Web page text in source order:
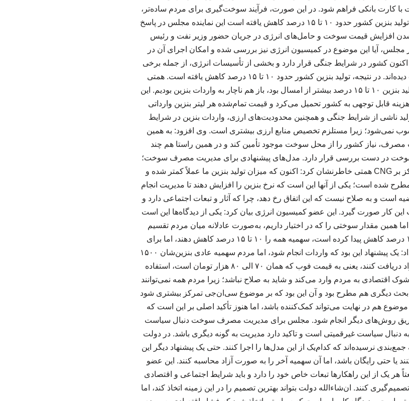
کارت بانکی فراهم شود. در این صورت، فرآیند سوخت‌گیری برای مردم ساده‌تر،
در دسترس‌تر و کم‌دردسرتر خواهد بود. تولید بنزین کشور حدود ۱۰ تا ۱۵ درصد کاهش یافته است این نماینده مجلس در پاسخ
افزایش قیمت سوخت و حامل‌های انرژی در جریان حضور وزیر نفت و رئیس
آیا این موضوع در کمیسیون انرژی نیز بررسی شده و امکان اجرای آن در
کشور در شرایط جنگی قرار دارد و بخشی از تأسیسات انرژی، از جمله برخی
تأسیسات گاز و میعانات گازی، آسیب دیده‌اند. در نتیجه، تولید بنزین کشور حدود ۱۰ تا ۱۵ درصد کاهش یافته است. همتی
ادامه داد: سال گذشته، با وجود اینکه تولید بنزین ۱۰ تا ۱۵ درصد بیشتر از امسال بود، باز هم ناچار به واردات بنزین بودیم. این
هزینه قابل توجهی به کشور تحمیل می‌کرد و قیمت تمام‌شده هر لیتر بنزین وارداتی
تولید ناشی از شرایط جنگی و همچنین محدودیت‌های ارزی، واردات بنزین در شرایط
نمی‌شود؛ زیرا مستلزم تخصیص منابع ارزی بیشتری است. وی افزود: به همین
مصرف، نیاز کشور را از محل سوخت موجود تأمین کند و در همین راستا هم چند
در دست بررسی قرار دارد. مدل‌های پیشنهادی برای مدیریت مصرف سوخت؛
از افزایش نرخ و کاهش سهمیه تا تمرکز بر CNG همتی خاطرنشان کرد: اکنون که میزان تولید بنزین ما عملاً کمتر شده و
شده است؛ یکی از آنها این است که نرخ بنزین را افزایش دهند تا مدیریت انجام
و به صلاح نیست که این اتفاق رخ دهد، چرا که آثار و تبعات اجتماعی دارد و
کار صورت گیرد. این عضو کمیسیون انرژی بیان کرد: یکی از دیدگاه‌ها این است
همین مقدار سوختی را که در اختیار داریم، به‌صورت عادلانه میان مردم تقسیم
کنیم. یعنی برای مثال، اگر ظرفیت ۱۵ درصد کاهش پیدا کرده است، سهمیه همه را ۱۰ تا ۱۵ درصد کاهش دهند، اما برای
همه مردم این اتفاق رخ دهد. وی ادامه داد: یک پیشنهاد این بود که واردات انجام شود، اما مردم سهمیه عادی بنزین‌شان ۱۵۰۰
تومانی باشد و مازاد آن را به‌صورت آزاد دریافت کنند، یعنی به قیمت فوب که همان ۷۰ الی ۸۰ هزار تومان است، استفاده
اقتصادی به مردم وارد می‌کند و شاید به صلاح نباشد؛ زیرا مردم همه نمی‌توانند
بحث دیگری هم مطرح بود و آن این بود که بر موضوع سی‌ان‌جی تمرکز بیشتری شود
هم در نهایت می‌تواند کمک‌کننده باشد، اما هنوز تأکید اصلی بر این است که
طریق روش‌های دیگر انجام شود. مجلس برای مدیریت مصرف سوخت دنبال سیاست
سیاست غیرقمیتی است و تاکید دارد مدیریت به گونه دیگری باشد. در دولت
نرسیده‌اند که کدام‌یک از این مدل‌ها را اجرا کنند. حتی یک پیشنهاد دیگر این
را حفظ کنند یا حتی رایگان باشد، اما آن سهمیه آخر را به صورت آزاد محاسبه کنند. این عضو
یک از این راهکارها تبعات خاص خود را دارد و باید شرایط اجتماعی و اقتصادی
کنند. ان‌شاءالله دولت بتواند بهترین تصمیم را در این زمینه اتخاذ کند، اما